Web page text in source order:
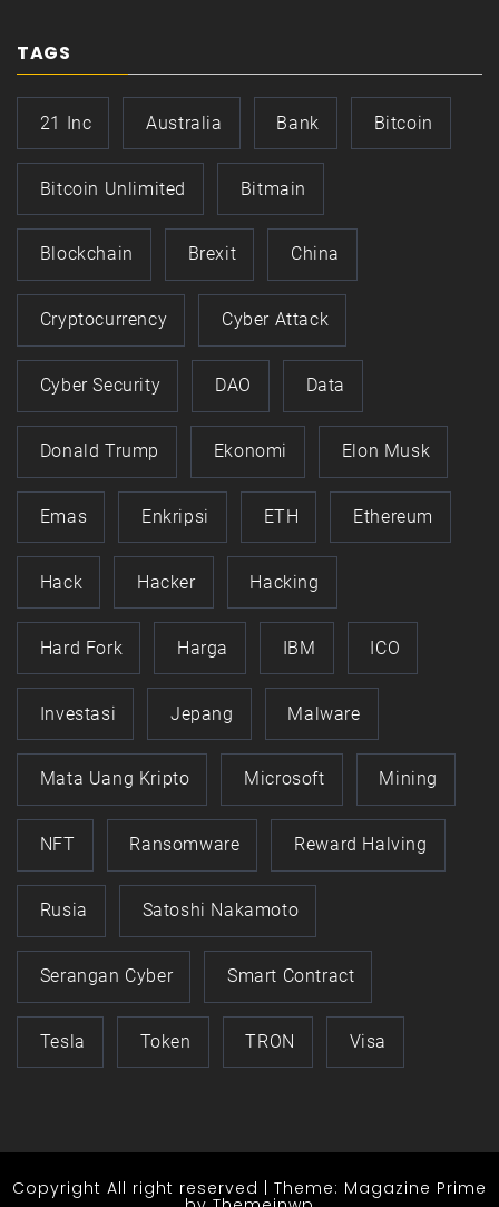
TAGS
21 Inc Australia Bank Bitcoin
Bitcoin Unlimited Bitmain
Blockchain Brexit China
Cryptocurrency Cyber Attack
Cyber Security DAO Data
Donald Trump Ekonomi Elon Musk
Emas Enkripsi ETH Ethereum
Hack Hacker Hacking
Hard Fork Harga IBM ICO
Investasi Jepang Malware
Mata Uang Kripto Microsoft Mining
NFT Ransomware Reward Halving
Rusia Satoshi Nakamoto
Serangan Cyber Smart Contract
Tesla Token TRON Visa
Copyright All right reserved Theme: Magazine Prime